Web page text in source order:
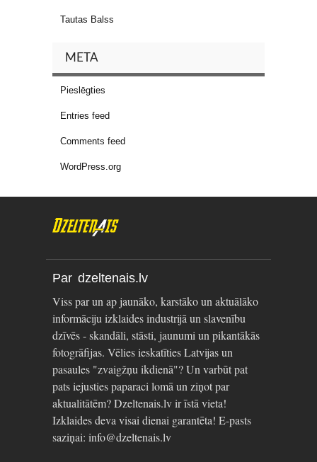
Tautas Balss
META
Pieslēgties
Entries feed
Comments feed
WordPress.org
Par dzeltenais.lv
Viss par un ap jaunāko, karstāko un aktuālāko
informāciju izklaides industrijā un slavenību
dzīvēs - skandāli, stāsti, jaunumi un pikantākās
fotogrāfijas. Vēlies ieskatīties Latvijas un
pasaules "zvaigžņu ikdienā"? Un varbūt pat
pats iejusties paparaci lomā un ziņot par
aktualitātēm? Dzeltenais.lv ir īstā vieta!
Izklaides deva visai dienai garantēta! E-pasts
saziņai: info@dzeltenais.lv